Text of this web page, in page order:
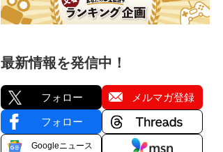
最新情報を発信中！
フォロー メルマガ登録
フォロー
Googleニュース